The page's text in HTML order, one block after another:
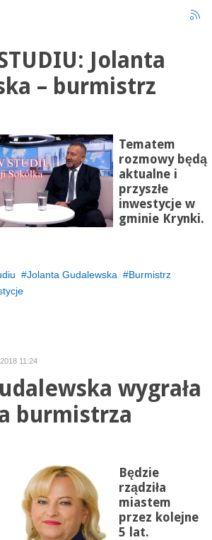
Jolanta
– burmistrz
Tematem
rozmowy będą
aktualne i
przyszłe
inwestycje w
gminie Krynki.
Jolanta Gudalewska
Burmistrz
11:24
wygrała
burmistrza
Będzie
rządziła
miastem
przez kolejne
5 lat.